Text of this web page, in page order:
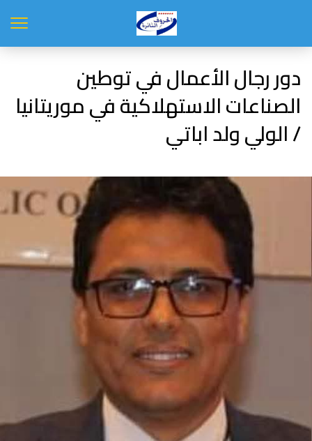
دور رجال الأعمال في توطين
الصناعات الاستهلاكية في موريتانيا
/ الولي ولد اباتي